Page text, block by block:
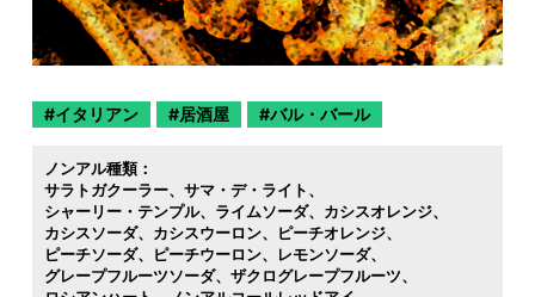
イタリアン 居酒屋 バル・バール
ノンアル種類：
サラトガクーラー
サマ・デ・ライト
シャーリー・テンプル
ライムソーダ
カシスオレンジ
カシスソーダ
カシスウーロン
ピーチオレンジ
ピーチソーダ
ピーチウーロン
レモンソーダ
グレープフルーツソーダ
ザクログレープフルーツ